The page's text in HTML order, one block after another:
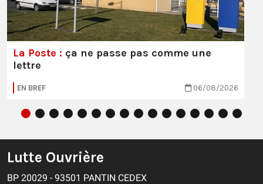
La Poste : ça ne passe pas comme une
lettre
EN BREF 06/08/2026
Lutte Ouvrière
BP 20029 - 93501 PANTIN CEDEX